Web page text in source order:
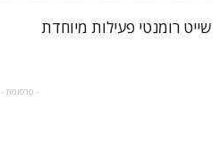
שייט רומנטי פעילות מיוחדת
- פרסומת -